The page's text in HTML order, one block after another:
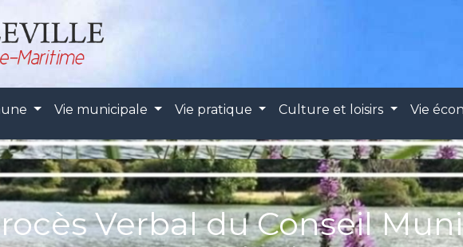
Vie municipale Vie pratique Culture et loisirs Vie
Verbal du Conseil